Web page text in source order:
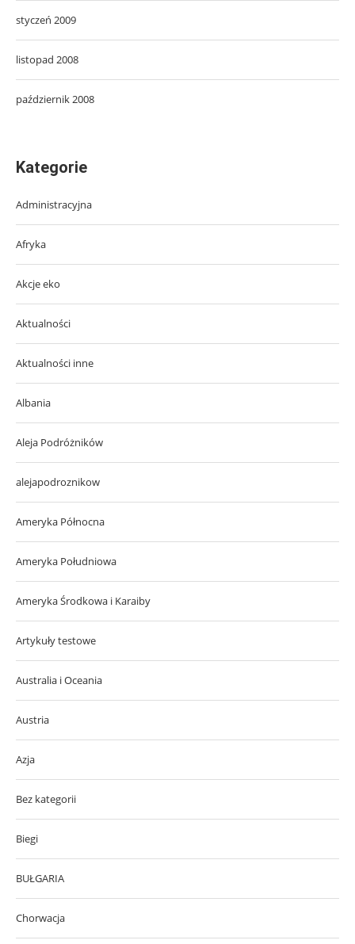
styczeń 2009
listopad 2008
październik 2008
Kategorie
Administracyjna
Afryka
Akcje eko
Aktualności
Aktualności inne
Albania
Aleja Podróżników
alejapodroznikow
Ameryka Północna
Ameryka Południowa
Ameryka Środkowa i Karaiby
Artykuły testowe
Australia i Oceania
Austria
Azja
Bez kategorii
Biegi
BUŁGARIA
Chorwacja